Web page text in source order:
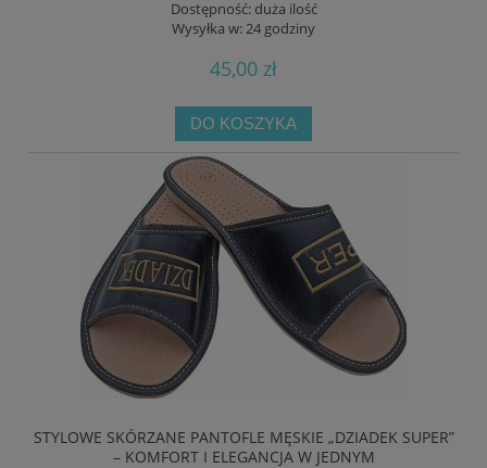
Dostępność: duża ilość
Wysyłka w:24 godziny
45,00 zł
DO KOSZYKA
STYLOWE SKÓRZANE PANTOFLE MĘSKIE „DZIADEK SUPER”
– KOMFORT I ELEGANCJA W JEDNYM